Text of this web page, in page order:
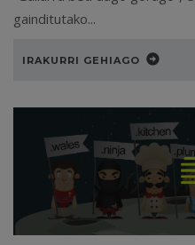
gainditutako...
IRAKURRI GEHIAGO